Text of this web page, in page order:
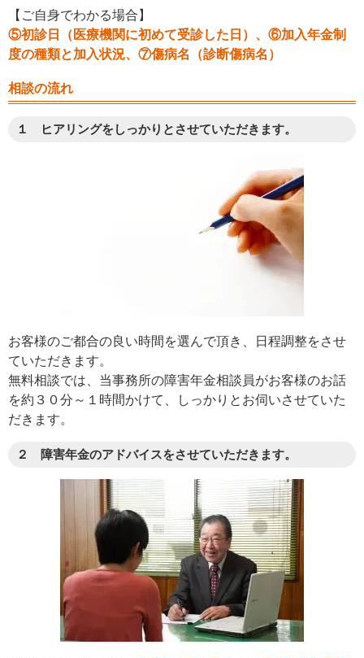
【ご自身でわかる場合】
⑤初診日（医療機関に初めて受診した日）、⑥加入年金制
度の種類と加入状況、⑦傷病名（診断傷病名）
相談の流れ
１ ヒアリングをしっかりとさせていただきます。
お客様のご都合の良い時間を選んで頂き、日程調整をさせ
ていただきます。
無料相談では、当事務所の障害年金相談員がお客様のお話
を約３０分～１時間かけて、しっかりとお伺いさせていた
だきます。
２ 障害年金のアドバイスをさせていただきます。